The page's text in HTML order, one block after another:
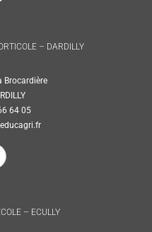
– DARDILLY
Brocardière
64 05
– ECULLY